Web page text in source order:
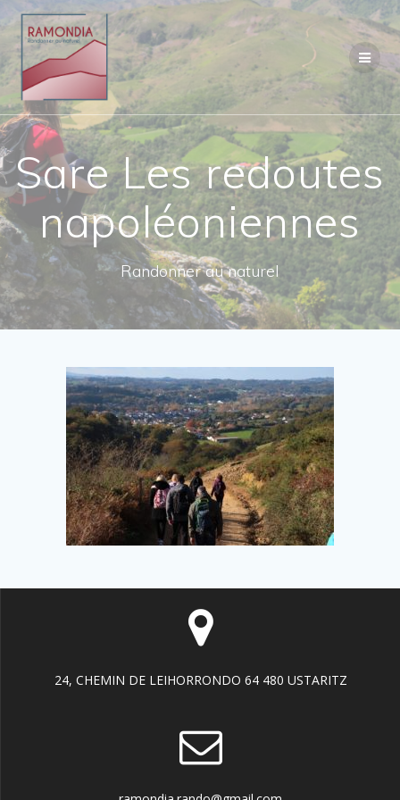
au
contenu
Sare Les redoutes
napoléoniennes
Randonner au naturel
24, CHEMIN DE LEIHORRONDO 64 480 USTARITZ